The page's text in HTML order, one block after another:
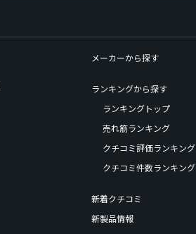
メーカーから探す
ランキングから探す
ランキングトップ
売れ筋ランキング
クチコミ評価ランキング
クチコミ件数ランキング
新着クチコミ
新製品情報